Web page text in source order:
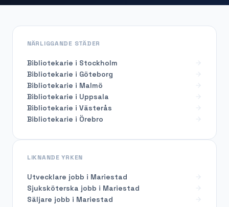
NÄRLIGGANDE STÄDER
Bibliotekarie i Stockholm
Bibliotekarie i Göteborg
Bibliotekarie i Malmö
Bibliotekarie i Uppsala
Bibliotekarie i Västerås
Bibliotekarie i Örebro
LIKNANDE YRKEN
Utvecklare jobb i Mariestad
Sjuksköterska jobb i Mariestad
Säljare jobb i Mariestad